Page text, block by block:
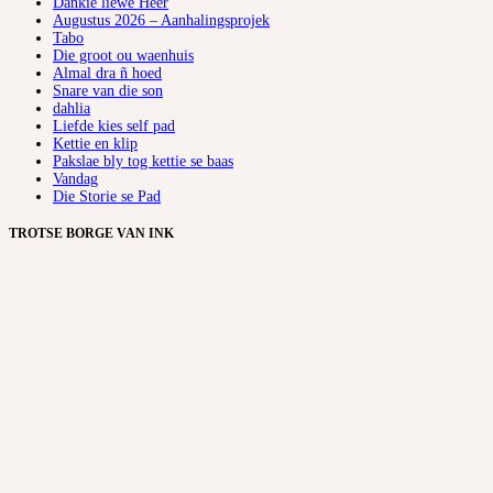
Augustus 2026 – Aanhalingsprojek
Tabo
Die groot ou waenhuis
Almal dra ñ hoed
Snare van die son
dahlia
Liefde kies self pad
Kettie en klip
Pakslae bly tog kettie se baas
Vandag
Die Storie se Pad
TROTSE BORGE VAN INK